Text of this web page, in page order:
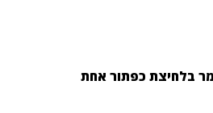
בלחיצת כפתור אחת